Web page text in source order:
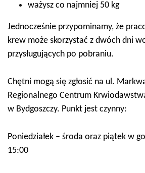
ważysz co najmniej 50 kg
Jednocześnie przypominamy, że
krew może skorzystać z dwóch dni
przysługujących po pobraniu.
Chętni mogą się zgłosić na ul.
Regionalnego Centrum
w Bydgoszczy. Punkt jest czynny:
Poniedziałek – środa oraz piątek w
15:00